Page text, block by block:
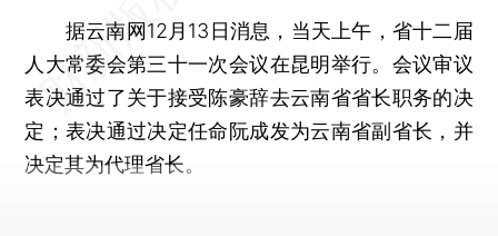
据云南网12月13日消息，当天上午，省十二届
人大常委会第三十一次会议在昆明举行。会议审议
表决通过了关于接受陈豪辞去云南省省长职务的决
定；表决通过决定任命阮成发为云南省副省长，并
决定其为代理省长。